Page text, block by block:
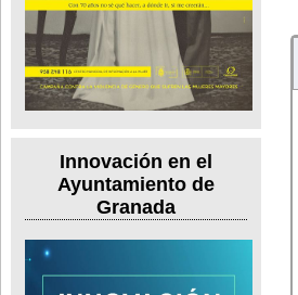
Innovación en el
Ayuntamiento de
Granada